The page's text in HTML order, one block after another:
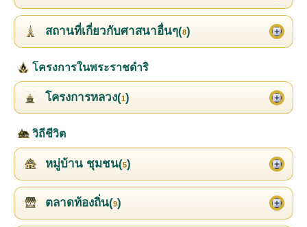
สถานที่เกี่ยวกับศาสนาอื่นๆ(8)
โครงการในพระราชดำริ
โครงการหลวง(1)
วิถีชีวิต
หมู่บ้าน ชุมชน(5)
ตลาดท้องถิ่น(9)